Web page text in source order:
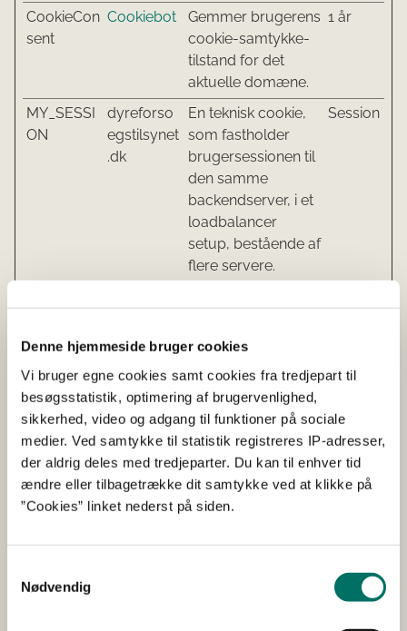
Denne hjemmeside bruger cookies
Vi bruger egne cookies samt cookies fra tredjepart til
besøgsstatistik, optimering af brugervenlighed,
sikkerhed, video og adgang til funktioner på sociale
medier. Ved samtykke til statistik registreres IP-adresser,
der aldrig deles med tredjeparter. Du kan til enhver tid
ændre eller tilbagetrække dit samtykke ved at klikke på
”Cookies” linket nederst på siden.
Nødvendig
CookieCon
sent
Cookiebot
Gemmer brugerens
cookie-samtykke-
tilstand for det
aktuelle domæne.
1 år
MY_SESSI
ON
dyreforso
egstilsynet
.dk
En teknisk cookie,
som fastholder
brugersessionen til
den samme
backendserver, i et
loadbalancer
setup, bestående af
flere servere.
Session
Statistik (3)
Statistisk cookies hjælper webstedsejere med at
forstå, hvordan de besøgende interagerer med
hjemmesider ved at indsamle og rapportere
oplysninger anonymt.
Navn Udbyder Formål
Maksimal